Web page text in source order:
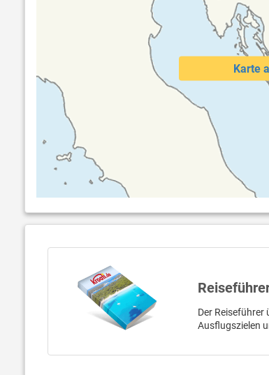
Karte
Der Reiseführer
Ausflugszielen